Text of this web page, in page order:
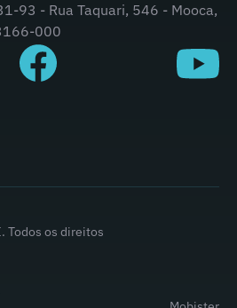
93 - Rua Taquari, 546 - Mooca,
000
Todos os direitos